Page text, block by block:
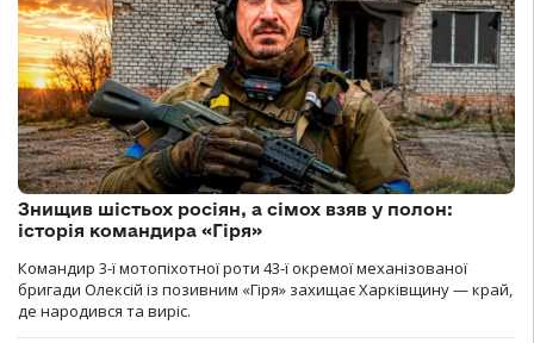
Знищив шістьох росіян, а сімох взяв у полон:
історія командира «Гіря»
Командир 3-ї мотопіхотної роти 43-ї окремої механізованої
бригади Олексій із позивним «Гіря» захищає Харківщину — край,
де народився та виріс.